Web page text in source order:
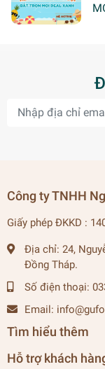
Công ty TNHH
Giấy phép ĐKKD :
Địa chỉ: 24,
Đồng Tháp.
Số điện thoại:
Email:
Tìm hiểu thêm
Hỗ trợ khách